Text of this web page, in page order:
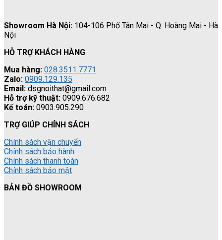
Showroom Hà Nội: 104-106 Phố Tân Mai - Q. Hoàng Mai - Hà
Nội
HỖ TRỢ KHÁCH HÀNG
Mua hàng: 028.3511.7771
Zalo: 0909.129.135
Email: dsgnoithat@gmail.com
Hỗ trợ kỹ thuật: 0909.676.682
Kế toán: 0903.905.290
TRỢ GIÚP CHÍNH SÁCH
Chính sách vận chuyển
Chính sách bảo hành
Chính sách thanh toán
Chính sách bảo mật
BẢN ĐỒ SHOWROOM